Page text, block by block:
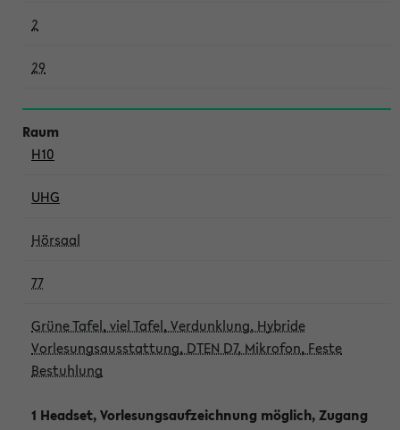
2
29
H10
UHG
Hörsaal
77
Grüne Tafel, viel Tafel, Verdunklung, Hybride
Vorlesungsausstattung, DTEN D7, Mikrofon, Feste
Bestuhlung
1 Headset, Vorlesungsaufzeichnung möglich, Zugang